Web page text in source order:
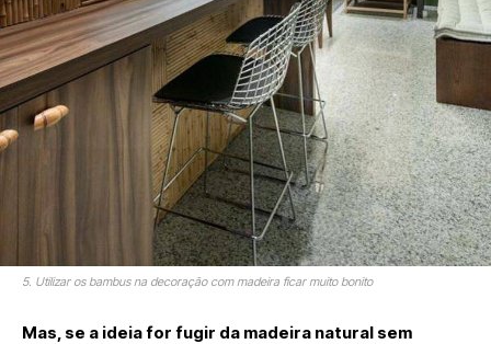
5. Utilizar os bambus na decoração com madeira ficar muito bonito
Mas, se a ideia for fugir da madeira natural sem